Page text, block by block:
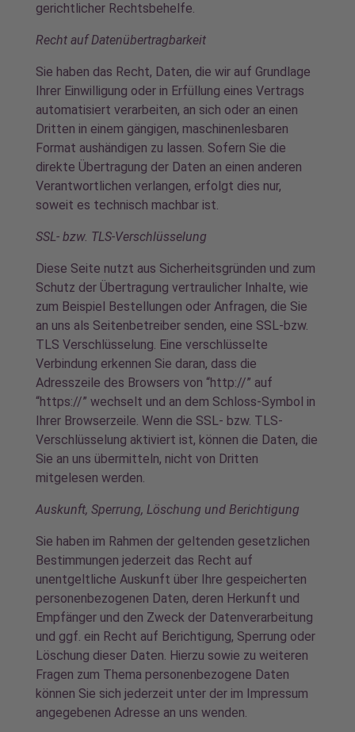
gerichtlicher Rechtsbehelfe.
Recht auf Datenübertragbarkeit
Sie haben das Recht, Daten, die wir auf Grundlage
Ihrer Einwilligung oder in Erfüllung eines Vertrags
automatisiert verarbeiten, an sich oder an einen
Dritten in einem gängigen, maschinenlesbaren
Format aushändigen zu lassen. Sofern Sie die
direkte Übertragung der Daten an einen anderen
Verantwortlichen verlangen, erfolgt dies nur,
soweit es technisch machbar ist.
SSL- bzw. TLS-Verschlüsselung
Diese Seite nutzt aus Sicherheitsgründen und zum
Schutz der Übertragung vertraulicher Inhalte, wie
zum Beispiel Bestellungen oder Anfragen, die Sie
an uns als Seitenbetreiber senden, eine SSL-bzw.
TLS Verschlüsselung. Eine verschlüsselte
Verbindung erkennen Sie daran, dass die
Adresszeile des Browsers von “http://” auf
“https://” wechselt und an dem Schloss-Symbol in
Ihrer Browserzeile. Wenn die SSL- bzw. TLS-
Verschlüsselung aktiviert ist, können die Daten, die
Sie an uns übermitteln, nicht von Dritten
mitgelesen werden.
Auskunft, Sperrung, Löschung und Berichtigung
Sie haben im Rahmen der geltenden gesetzlichen
Bestimmungen jederzeit das Recht auf
unentgeltliche Auskunft über Ihre gespeicherten
personenbezogenen Daten, deren Herkunft und
Empfänger und den Zweck der Datenverarbeitung
und ggf. ein Recht auf Berichtigung, Sperrung oder
Löschung dieser Daten. Hierzu sowie zu weiteren
Fragen zum Thema personenbezogene Daten
können Sie sich jederzeit unter der im Impressum
angegebenen Adresse an uns wenden.